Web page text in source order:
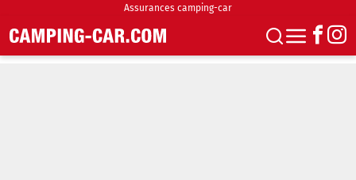
Assurances camping-car